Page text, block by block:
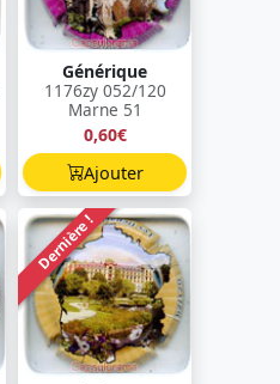
Générique
1176zy 052/120
Marne 51
0,60€
Ajouter
Dernière !